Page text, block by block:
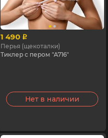
1 490 p
Перья (щекоталки)
Тиклер с пером "A716"
Нет в наличии